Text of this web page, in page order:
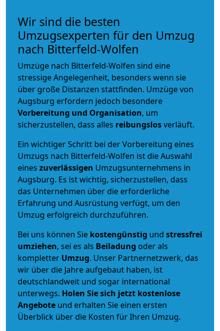
Wir sind die besten
Umzugsexperten für den Umzug
nach Bitterfeld-Wolfen
Umzüge nach Bitterfeld-Wolfen sind eine
stressige Angelegenheit, besonders wenn sie
über große Distanzen stattfinden. Umzüge von
Augsburg erfordern jedoch besondere
Vorbereitung und Organisation, um
sicherzustellen, dass alles reibungslosverläuft.
Ein wichtiger Schritt bei der Vorbereitung eines
Umzugs nach Bitterfeld-Wolfen ist die Auswahl
eines zuverlässigen Umzugsunternehmens in
Augsburg. Es ist wichtig, sicherzustellen, dass
das Unternehmen über die erforderliche
Erfahrung und Ausrüstung verfügt, um den
Umzug erfolgreich durchzuführen.
Bei uns können Sie kostengünstig und stressfrei
umziehen, sei es als Beiladung oder als
kompletter Umzug. Unser Partnernetzwerk, das
wir über die Jahre aufgebaut haben, ist
deutschlandweit und sogar international
unterwegs. Holen Sie sich jetzt kostenlose
Angebote und erhalten Sie einen ersten
Überblick über die Kosten für Ihren Umzug.